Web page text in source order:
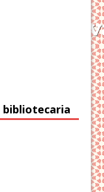
bibliotecaria